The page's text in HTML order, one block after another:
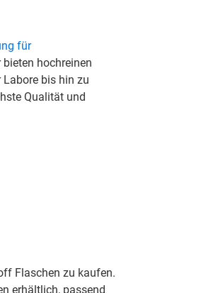
für
bieten hochreinen
bis hin zu
Qualität und
Flaschen zu kaufen.
erhältlich, passend